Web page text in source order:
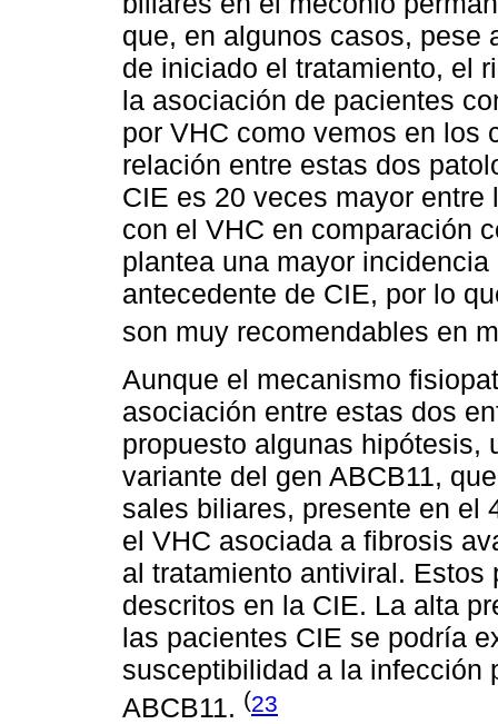
que, en algunos casos, pese
de iniciado el tratamiento, el
la asociación de pacientes
por VHC como vemos en los
relación entre estas dos
CIE es 20 veces mayor
con el VHC en comparación
plantea una mayor
antecedente de CIE, por lo
son muy recomendables en
Aunque el mecanismo
asociación entre estas dos
propuesto algunas hipótesis,
variante del gen ABCB11,
sales biliares, presente en el
el VHC asociada a fibrosis
al tratamiento antiviral.
descritos en la CIE. La alta
las pacientes CIE se podría
susceptibilidad a la infección
ABCB11. (23